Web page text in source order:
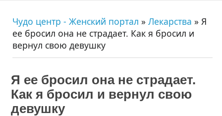
Чудо центр - Женский портал » Лекарства » Я
ее бросил она не страдает. Как я бросил и
вернул свою девушку
Я ее бросил она не страдает.
Как я бросил и вернул свою
девушку